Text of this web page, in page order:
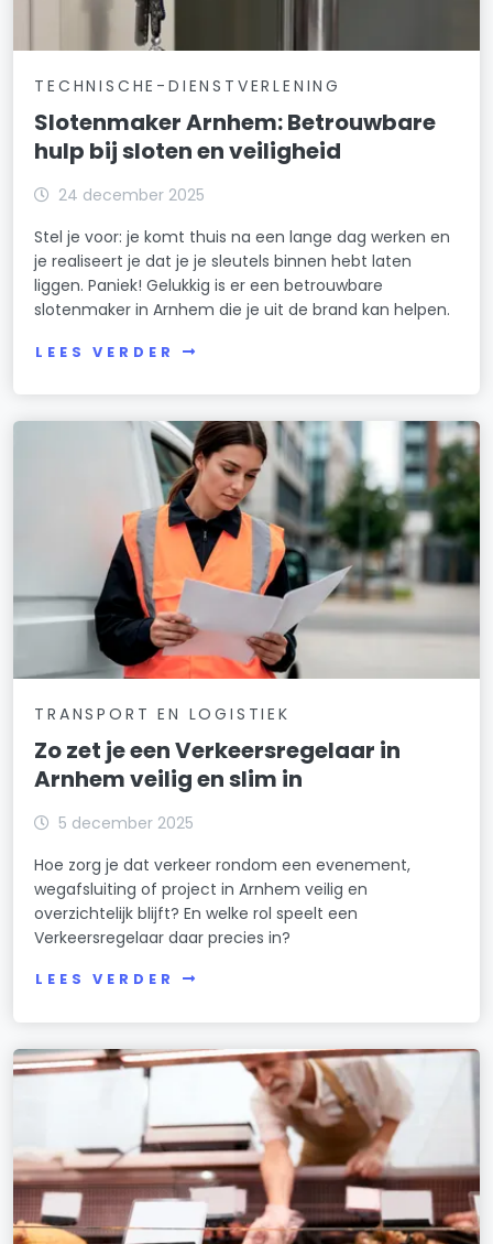
TECHNISCHE-DIENSTVERLENING
Slotenmaker Arnhem: Betrouwbare
hulp bij sloten en veiligheid
24 december 2025
Stel je voor: je komt thuis na een lange dag werken en
je realiseert je dat je je sleutels binnen hebt laten
liggen. Paniek! Gelukkig is er een betrouwbare
slotenmaker in Arnhem die je uit de brand kan helpen.
LEES VERDER
TRANSPORT EN LOGISTIEK
Zo zet je een Verkeersregelaar in
Arnhem veilig en slim in
5 december 2025
Hoe zorg je dat verkeer rondom een evenement,
wegafsluiting of project in Arnhem veilig en
overzichtelijk blijft? En welke rol speelt een
Verkeersregelaar daar precies in?
LEES VERDER